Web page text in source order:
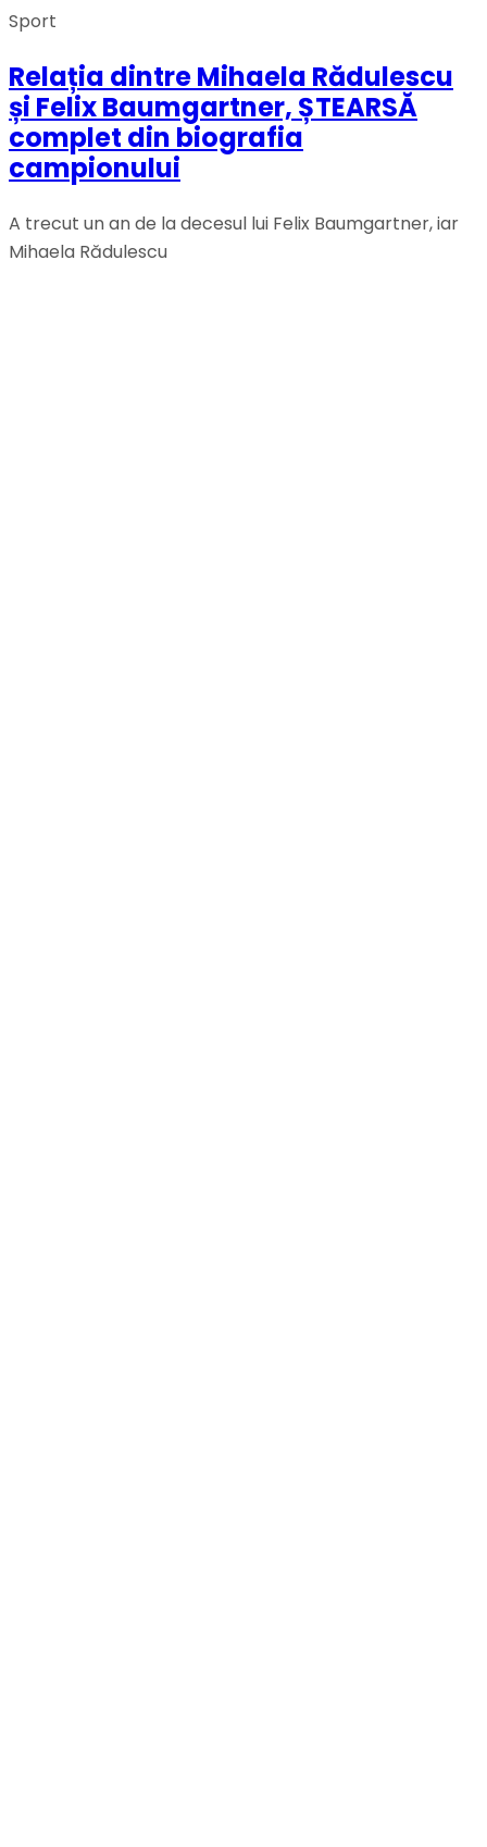
Sport
Relația dintre Mihaela Rădulescu
și Felix Baumgartner, ȘTEARSĂ
complet din biografia
campionului
A trecut un an de la decesul lui Felix Baumgartner, iar
Mihaela Rădulescu